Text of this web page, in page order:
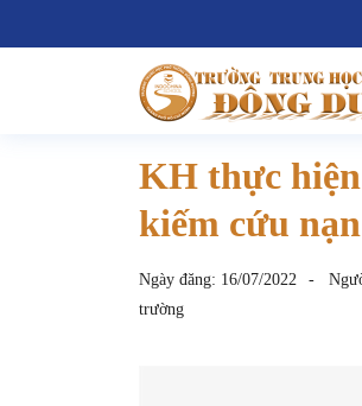
KH thực
kiếm cứu
Ngày đăng: 16/07/2022
trường